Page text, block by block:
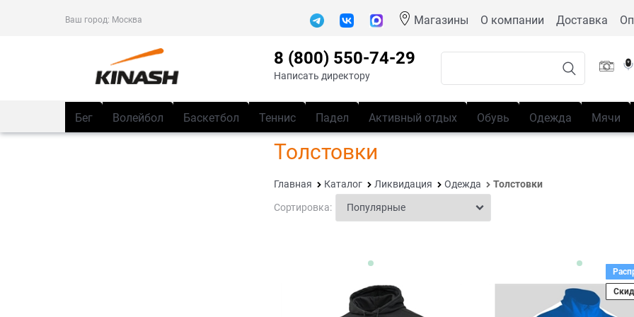
Ваш город: Москва Магазины О компании Доставка
8 (800) 550-74-29
Написать директору
Бег Волейбол Баскетбол Теннис Падел Активный отдых Обувь Одежда Мячи
Толстовки
Главная Каталог Ликвидация Одежда Толстовки
Сортировка: